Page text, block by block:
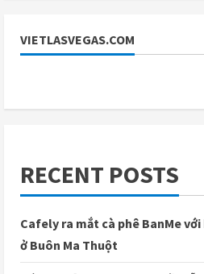
VIETLASVEGAS.COM
RECENT POSTS
Cafely ra mắt cà phê BanMe
ở Buôn Ma Thuột